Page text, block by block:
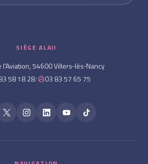
SIÈGE ALAJI
l'Aviation, 54600 Villers‑lès‑Nancy
58 18 28/ 03 83 57 65 75